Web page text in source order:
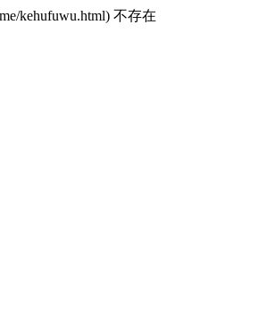
kehufuwu.html) 不存在